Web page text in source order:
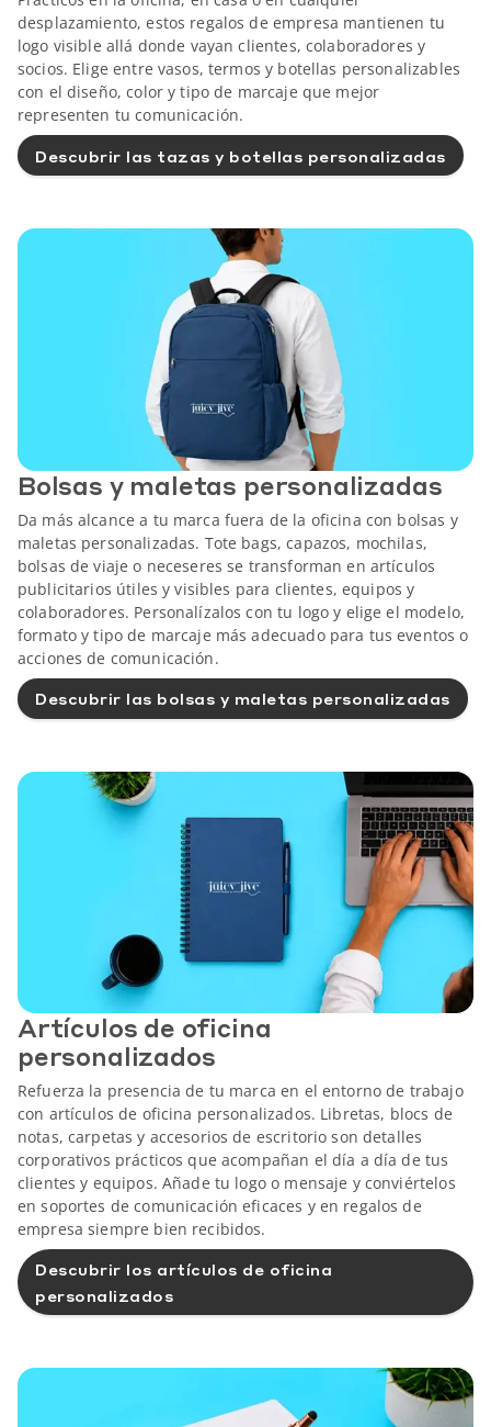
desplazamiento, estos regalos de empresa mantienen tu
logo visible allá donde vayan clientes, colaboradores y
socios. Elige entre vasos, termos y botellas personalizables
con el diseño, color y tipo de marcaje que mejor
representen tu comunicación.
Descubrir las tazas y botellas personalizadas
Bolsas y maletas personalizadas
Da más alcance a tu marca fuera de la oficina con bolsas y
maletas personalizadas. Tote bags, capazos, mochilas,
bolsas de viaje o neceseres se transforman en artículos
publicitarios útiles y visibles para clientes, equipos y
colaboradores. Personalízalos con tu logo y elige el modelo,
formato y tipo de marcaje más adecuado para tus eventos o
acciones de comunicación.
Descubrir las bolsas y maletas personalizadas
Artículos de oficina
personalizados
Refuerza la presencia de tu marca en el entorno de trabajo
con artículos de oficina personalizados. Libretas, blocs de
notas, carpetas y accesorios de escritorio son detalles
corporativos prácticos que acompañan el día a día de tus
clientes y equipos. Añade tu logo o mensaje y conviértelos
en soportes de comunicación eficaces y en regalos de
empresa siempre bien recibidos.
Descubrir los artículos de oficina
personalizados